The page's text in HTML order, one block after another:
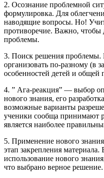
2. Осознание проблемной
формулировка. Для
наводящие вопросы. Но!
противоречие. Важно, чтобы
проблемы.
3. Поиск решения проблемы.
организовать по-разному (в
особенностей детей и общей
4. ” Ага-реакция” — выбор
нового знания, его
возможные варианты
ученики сообща принимают
является наиболее
5. Применение нового
этап закрепления
использование нового
что выбрано верное решение.